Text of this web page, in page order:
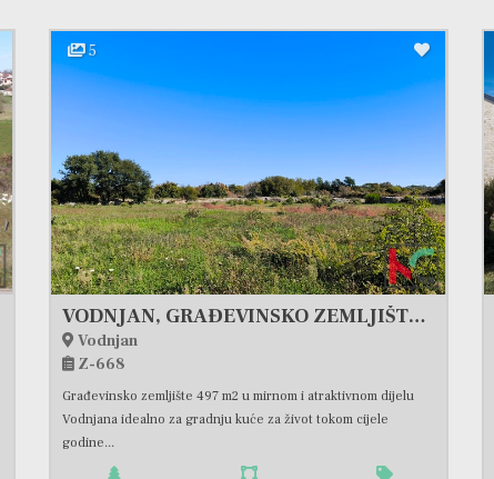
5
VODNJAN, GRAĐEVINSKO ZEMLJIŠTE S POGLEDOM NA MORE #PRODAJA
Vodnjan
Z-668
Građevinsko zemljište 497 m2 u mirnom i atraktivnom dijelu
Vodnjana idealno za gradnju kuće za život tokom cijele
godine...